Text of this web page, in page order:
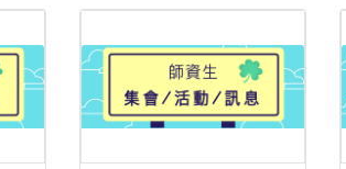
108
....
加，學程二以上自由參加。
地點：附中五樓視聽....